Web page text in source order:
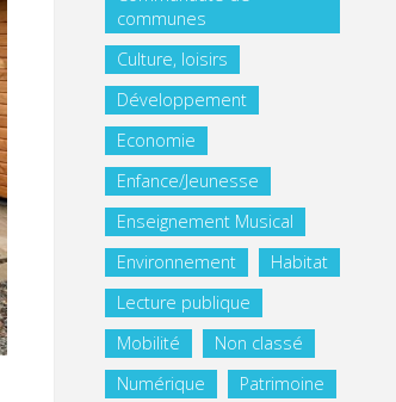
communes
Culture, loisirs
Développement
Economie
Enfance/Jeunesse
Enseignement Musical
Environnement
Habitat
Lecture publique
Mobilité
Non classé
Numérique
Patrimoine